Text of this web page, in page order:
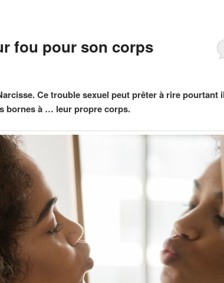
fou pour son corps
Ce trouble sexuel peut prêter à rire pourtant
bornes à … leur propre corps.